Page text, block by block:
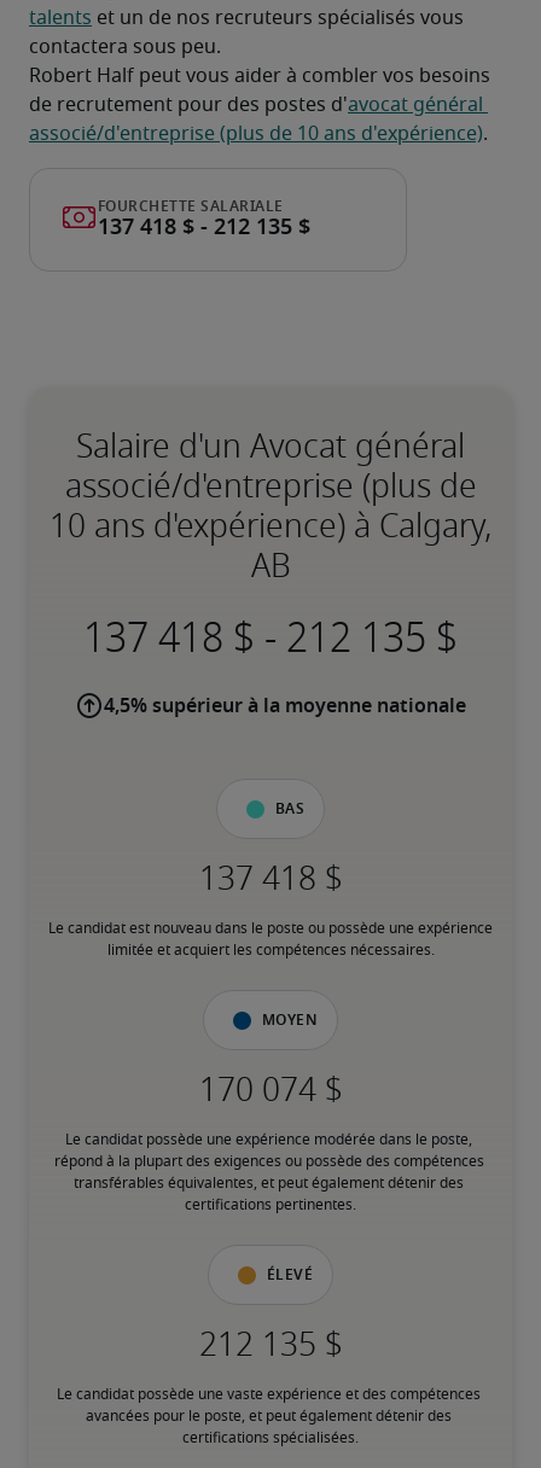
talents et un de nos recruteurs spécialisés vous
contactera sous peu.
Robert Half peut vous aider à combler vos besoins
de recrutement pour des postes d'avocat général
associé/d'entreprise (plus de 10 ans d'expérience).
Salaire d'un Avocat général
associé/d'entreprise (plus de
10 ans d'expérience) à Calgary,
AB
-
4,5% supérieur à la moyenne nationale
Bas
Le candidat est nouveau dans le poste ou possède une expérience
limitée et acquiert les compétences nécessaires.
Moyen
Le candidat possède une expérience modérée dans le poste,
répond à la plupart des exigences ou possède des compétences
transférables équivalentes, et peut également détenir des
certifications pertinentes.
Élevé
Le candidat possède une vaste expérience et des compétences
avancées pour le poste, et peut également détenir des
certifications spécialisées.